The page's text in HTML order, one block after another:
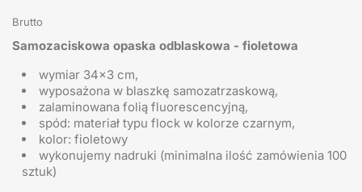
Brutto
Samozaciskowa opaska odblaskowa - fioletowa
wymiar 34x3 cm,
wyposażona w blaszkę samozatrzaskową,
zalaminowana folią fluorescencyjną,
spód: materiał typu flock w kolorze czarnym,
kolor: fioletowy
wykonujemy nadruki (minimalna ilość zamówienia 100
sztuk)